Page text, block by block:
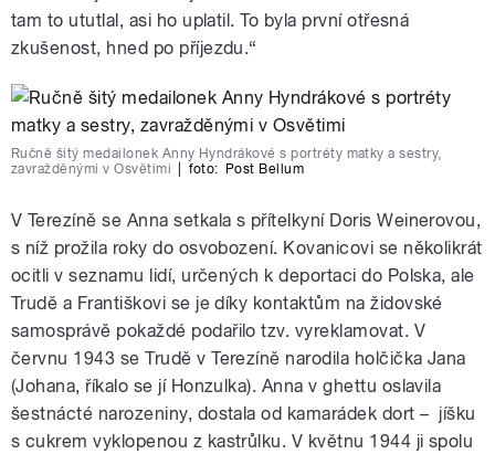
tam to ututlal, asi ho uplatil. To byla první otřesná
zkušenost, hned po příjezdu.“
Ručně šitý medailonek Anny Hyndrákové s portréty matky a sestry,
zavražděnými v Osvětimi
foto: Post Bellum
V Terezíně se Anna setkala s přítelkyní Doris Weinerovou,
s níž prožila roky do osvobození. Kovanicovi se několikrát
ocitli v seznamu lidí, určených k deportaci do Polska, ale
Trudě a Františkovi se je díky kontaktům na židovské
samosprávě pokaždé podařilo tzv. vyreklamovat. V
červnu 1943 se Trudě v Terezíně narodila holčička Jana
(Johana, říkalo se jí Honzulka). Anna v ghettu oslavila
šestnácté narozeniny, dostala od kamarádek dort – jíšku
s cukrem vyklopenou z kastrůlku. V květnu 1944 ji spolu